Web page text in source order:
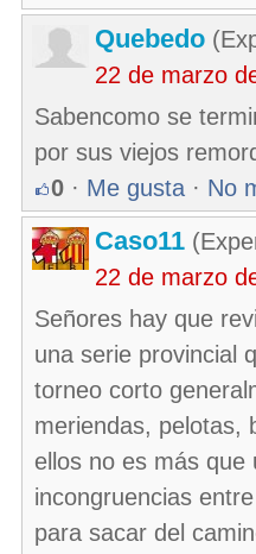
Quebedo
22 de marzo
Sabencomo se
por sus viejos
0 · Me gusta · No
Caso11
22 de marzo
Señores hay que
una serie provincial
torneo corto
meriendas, pelotas,
ellos no es más que
incongruencias
para sacar del